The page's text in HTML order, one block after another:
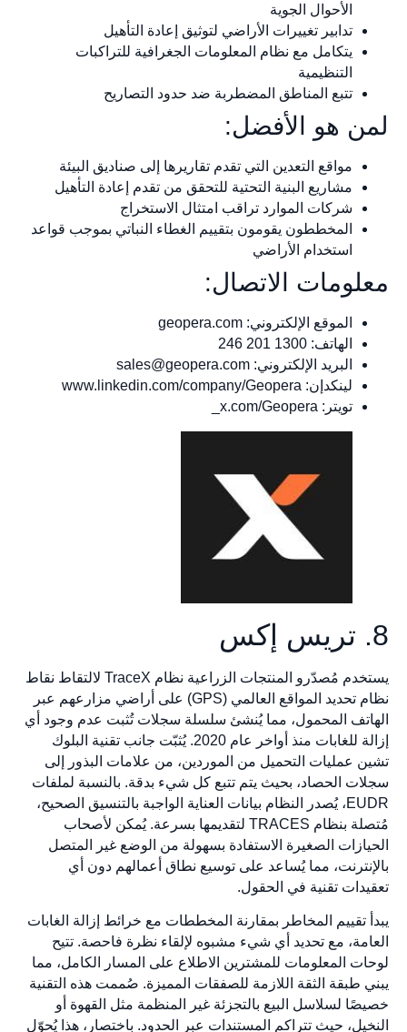
الأحوال الجوية
تدابير تغييرات الأراضي لتوثيق إعادة التأهيل
يتكامل مع نظام المعلومات الجغرافية للتراكبات
التنظيمية
تتبع المناطق المضطربة ضد حدود التصاريح
لمن هو الأفضل:
مواقع التعدين التي تقدم تقاريرها إلى صناديق البيئة
مشاريع البنية التحتية للتحقق من تقدم إعادة التأهيل
شركات الموارد تراقب امتثال الاستخراج
المخططون يقومون بتقييم الغطاء النباتي بموجب قواعد
استخدام الأراضي
معلومات الاتصال:
الموقع الإلكتروني: geopera.com
الهاتف: 1300 201 246
البريد الإلكتروني: sales@geopera.com
لينكدإن: www.linkedin.com/company/Geopera
تويتر: x.com/Geopera_
8. تريس إكس
يستخدم مُصدّرو المنتجات الزراعية نظام TraceX لالتقاط نقاط
نظام تحديد المواقع العالمي (GPS) على أراضي مزارعهم عبر
الهاتف المحمول، مما يُنشئ سلسلة سجلات تُثبت عدم وجود أي
إزالة للغابات منذ أواخر عام 2020. يُثبّت جانب تقنية البلوك
تشين عمليات التحميل من الموردين، من علامات البذور إلى
سجلات الحصاد، بحيث يتم تتبع كل شيء بدقة. بالنسبة لملفات
EUDR، يُصدر النظام بيانات العناية الواجبة بالتنسيق الصحيح،
مُتصلة بنظام TRACES لتقديمها بسرعة. يُمكن لأصحاب
الحيازات الصغيرة الاستفادة بسهولة من الوضع غير المتصل
بالإنترنت، مما يُساعد على توسيع نطاق أعمالهم دون أي
تعقيدات تقنية في الحقول.
يبدأ تقييم المخاطر بمقارنة المخططات مع خرائط إزالة الغابات
العامة، مع تحديد أي شيء مشبوه لإلقاء نظرة فاحصة. تتيح
لوحات المعلومات للمشترين الاطلاع على المسار الكامل، مما
يبني طبقة الثقة اللازمة للصفقات المميزة. صُممت هذه التقنية
خصيصًا لسلاسل البيع بالتجزئة غير المنظمة مثل القهوة أو
النخيل، حيث تتراكم المستندات عبر الحدود. باختصار، هذا يُحوّل